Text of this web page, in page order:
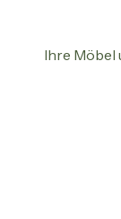
Ihre Möbel